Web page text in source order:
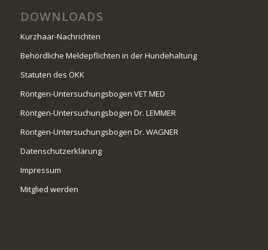
DOWNLOADS
Kurzhaar-Nachrichten
Behördliche Meldepflichten in der Hundehaltung
Statuten des ÖKK
Röntgen-Untersuchungsbogen VET MED
Röntgen-Untersuchungsbogen Dr. LEMMER
Röntgen-Untersuchungsbogen Dr. WAGNER
Datenschutzerklärung
Impressum
Mitglied werden